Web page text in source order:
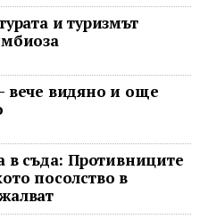
и туризмът
вече видяно и още
в съда: Противниците
посолство в